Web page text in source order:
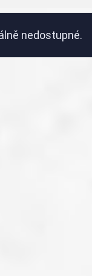
nedostupné.